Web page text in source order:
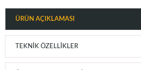
ÜRÜN AÇIKLAMASI
TEKNIK ÖZELLIKLER